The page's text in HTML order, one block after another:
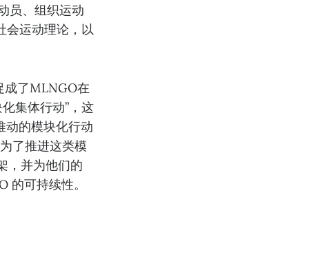
员、组织运动
会运动理论，以
成了MLNGO在
集体行动”，这
动的模块化行动
了推进这类模
，并为他们的
的可持续性。